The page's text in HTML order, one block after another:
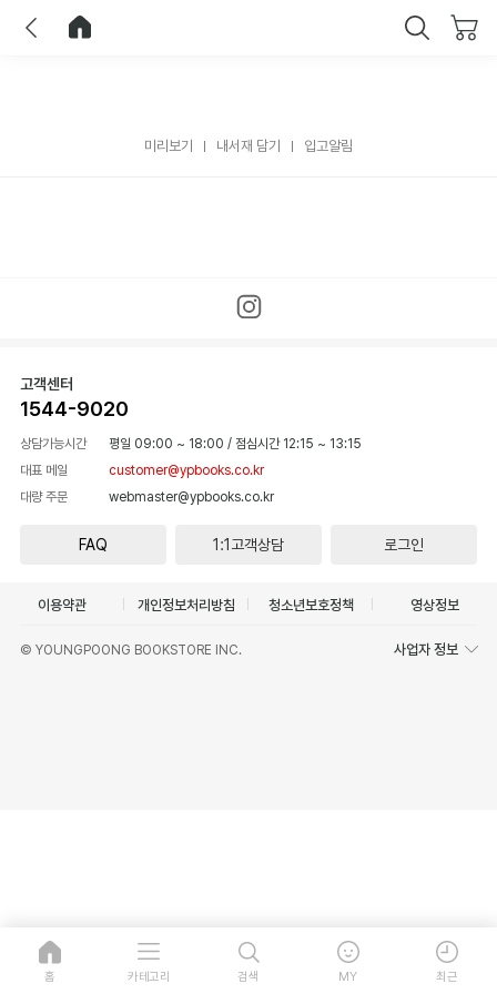
미리보기 내서재 담기 입고알림
고객센터
1544-9020
상담가능시간 평일 09:00 ~ 18:00 / 점심시간 12:15 ~ 13:15
대표 메일
customer@ypbooks.co.kr
대량 주문
webmaster@ypbooks.co.kr
FAQ 1:1고객상담 로그인
이용약관 개인정보처리방침 청소년보호정책 영상정보
© YOUNGPOONG BOOKSTORE INC. 사업자 정보
홈 카테고리 검색 MY 최근